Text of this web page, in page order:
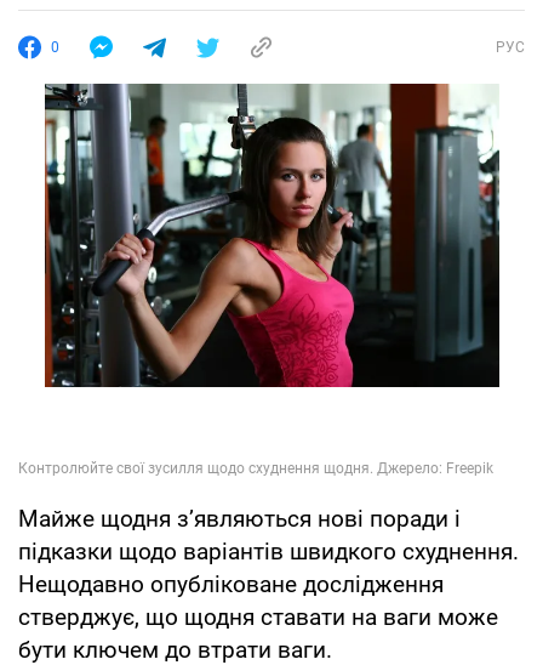
0 РУС
Майже щодня з’являються нові поради і
підказки щодо варіантів швидкого схуднення.
Нещодавно опубліковане дослідження
стверджує, що щодня ставати на ваги може
бути ключем до втрати ваги.